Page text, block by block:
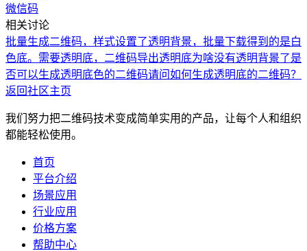
微信码
相关讨论
批量生成二维码，样式设置了透明背景，批量下载得到的是白
色底。需要透明底， 二维码导出透明底为啥没有透明背景了是
否可以生成透明底色的二维码请问如何生成透明底的二维码？
返回社区主页
我们努力把二维码技术变成简单实用的产品，让每个人和组织
都能轻松使用。
首页
平台介绍
场景应用
行业应用
价格方案
帮助中心